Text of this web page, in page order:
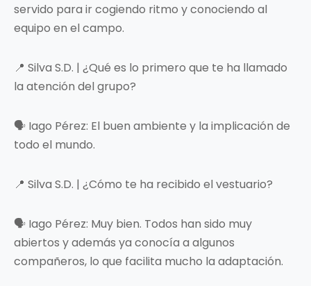
servido para ir cogiendo ritmo y conociendo al
equipo en el campo.
📍 Silva S.D. | ¿Qué es lo primero que te ha llamado
la atención del grupo?
🗣️ Iago Pérez: El buen ambiente y la implicación de
todo el mundo.
📍 Silva S.D. | ¿Cómo te ha recibido el vestuario?
🗣️ Iago Pérez: Muy bien. Todos han sido muy
abiertos y además ya conocía a algunos
compañeros, lo que facilita mucho la adaptación.